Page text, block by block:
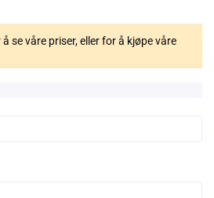
se våre priser, eller for å kjøpe våre